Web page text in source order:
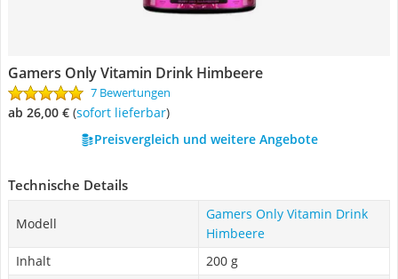
Gamers Only Vitamin Drink Himbeere
7 Bewertungen
ab 26,00 € ( Sofort lieferbar)
Preisvergleich und weitere Angebote
Technische Details
Modell
Gamers Only Vitamin Drink
Himbeere
Inhalt
200 g